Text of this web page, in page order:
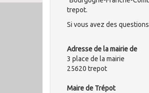
trepot.
Si vous avez des
Adresse de la mairie de
3 place de la mairie
25620 trepot
Maire de Trépot